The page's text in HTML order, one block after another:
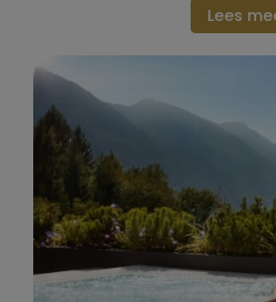
Lees